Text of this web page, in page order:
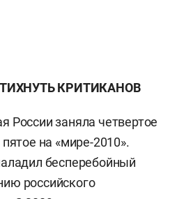
КРИТИКАНОВ
России заняла четвертое
на «мире-2010».
бесперебойный
российского